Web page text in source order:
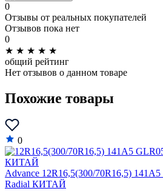
0
Отзывы от реальных покупателей
Отзывов пока нет
0
★ ★ ★ ★ ★
общий рейтинг
Нет отзывов о данном товаре
Похожие товары
0
Advance 12R16,5(300/70R16,5)
Radial КИТАЙ